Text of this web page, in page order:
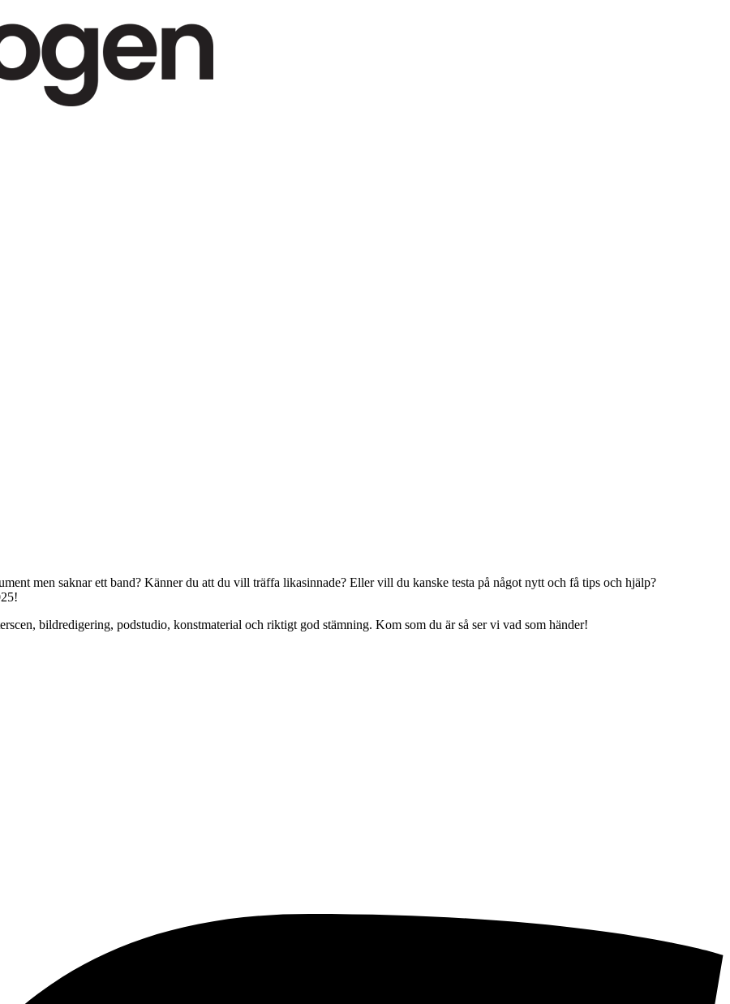
men saknar ett band? Känner du att du vill träffa likasinnade? Eller vill du kanske testa på något nytt och få tips och hjälp?
bildredigering, podstudio, konstmaterial och riktigt god stämning. Kom som du är så ser vi vad som händer!